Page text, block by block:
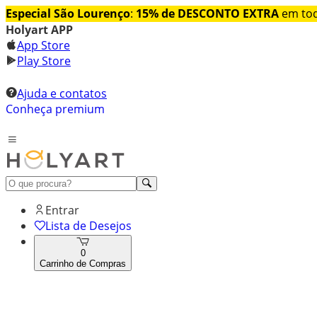
Especial São Lourenço: 15% de DESCONTO EXTRA em
Holyart APP
App Store
Play Store
Ajuda e contatos
Conheça premium
Entrar
Lista de Desejos
0
Carrinho de Compras